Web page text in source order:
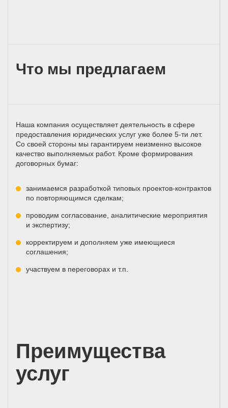
Что мы предлагаем
Наша компания осуществляет деятельность в сфере
предоставления юридических услуг уже более 5-ти лет.
Со своей стороны мы гарантируем неизменно высокое
качество выполняемых работ. Кроме формирования
договорных бумаг:
занимаемся разработкой типовых проектов-контрактов
по повторяющимся сделкам;
проводим согласование, аналитические мероприятия
и экспертизу;
корректируем и дополняем уже имеющиеся
соглашения;
участвуем в переговорах и т.п.
Преимущества
услуг